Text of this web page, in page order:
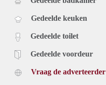
Gedeelde keuken
Gedeelde toilet
Gedeelde voordeur
Vraag de adverteerder